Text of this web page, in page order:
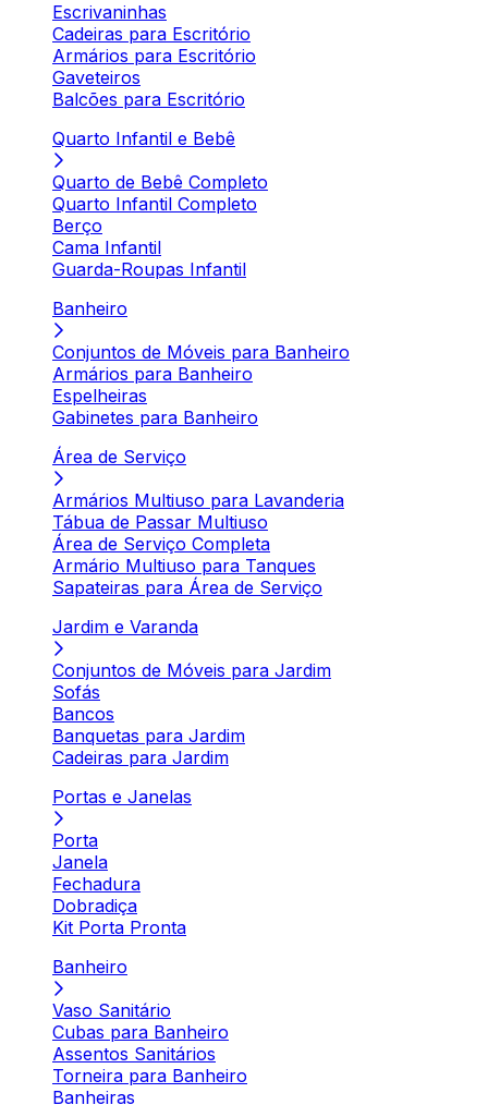
Escrivaninhas
Cadeiras para Escritório
Armários para Escritório
Gaveteiros
Balcões para Escritório
Quarto Infantil e Bebê
Quarto de Bebê Completo
Quarto Infantil Completo
Berço
Cama Infantil
Guarda-Roupas Infantil
Banheiro
Conjuntos de Móveis para Banheiro
Armários para Banheiro
Espelheiras
Gabinetes para Banheiro
Área de Serviço
Armários Multiuso para Lavanderia
Tábua de Passar Multiuso
Área de Serviço Completa
Armário Multiuso para Tanques
Sapateiras para Área de Serviço
Jardim e Varanda
Conjuntos de Móveis para Jardim
Sofás
Bancos
Banquetas para Jardim
Cadeiras para Jardim
Portas e Janelas
Porta
Janela
Fechadura
Dobradiça
Kit Porta Pronta
Banheiro
Vaso Sanitário
Cubas para Banheiro
Assentos Sanitários
Torneira para Banheiro
Banheiras